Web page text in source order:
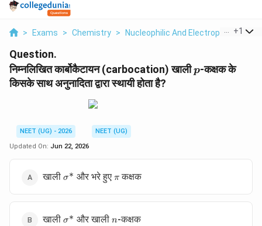
> Exams > Chemistry > Nucleophilic And Electrophilic
+1
Question.
निम्नलिखित कार्बोकैटायन (carbocation) खालीp
p-कक्षक के
किसके साथ अनुनादिता द्वारा स्थायी होता है?
NEET (UG) - 2026
NEET (UG)
Updated On: Jun 22, 2026
खाली \sigma^*
σ∗ और भरे हुए \pi
π कक्षक
खाली \sigma^*
σ∗ और खाली n
n-कक्षक